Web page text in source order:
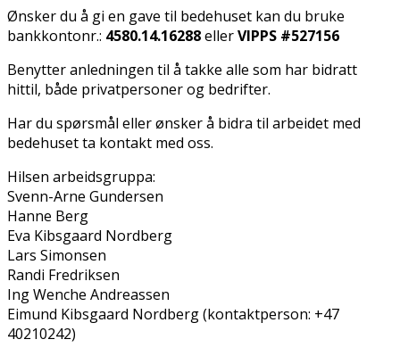
Ønsker du å gi en gave til bedehuset kan du bruke
bankkontonr.: 4580.14.16288ellerVIPPS #527156
Benytter anledningen til å takke alle som har bidratt
hittil, både privatpersoner og bedrifter.
Har du spørsmål eller ønsker å bidra til arbeidet med
bedehuset ta kontakt med oss.
Hilsen arbeidsgruppa:
Svenn-Arne Gundersen
Hanne Berg
Eva Kibsgaard Nordberg
Lars Simonsen
Randi Fredriksen
Ing Wenche Andreassen
Eimund Kibsgaard Nordberg (kontaktperson: +47
40210242)